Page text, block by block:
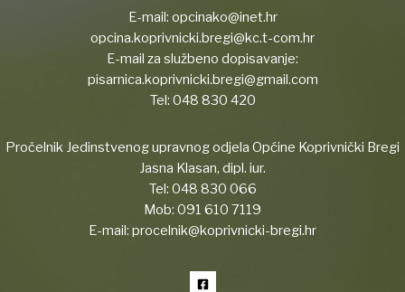
E-mail: opcinako@inet.hr
opcina.koprivnicki.bregi@kc.t-com.hr
E-mail za službeno dopisavanje:
pisarnica.koprivnicki.bregi@gmail.com
Tel: 048 830 420
Pročelnik Jedinstvenog upravnog odjela Općine Koprivnički Bregi
Jasna Klasan, dipl. iur.
Tel: 048 830 066
Mob: 091 610 7119
E-mail: procelnik@koprivnicki-bregi.hr